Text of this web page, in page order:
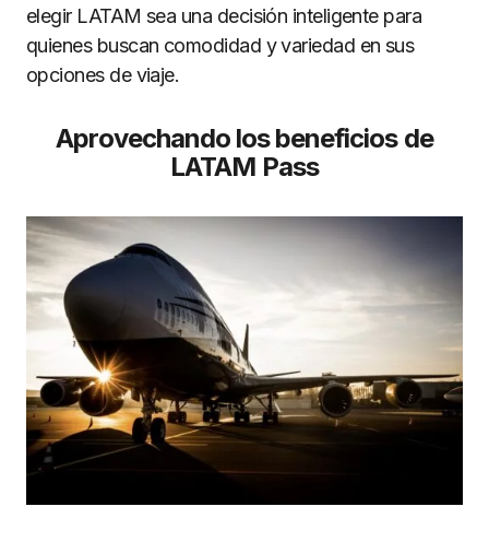
elegir LATAM sea una decisión inteligente para
quienes buscan comodidad y variedad en sus
opciones de viaje.
Aprovechando los beneficios de
LATAM Pass